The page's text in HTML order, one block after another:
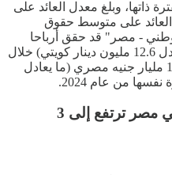
ليصل إلى 87% بالفترة ذاتها، وبلغ معدل العائد على
معدل العائد على متوسط حقوق
الوطني - مصر" قد حقق أرباحا
صافية بملياري جنيه مصري (ما يعادل 12.6 مليون دينار كويتي) خلال
الربع الأول من عام 2025، مقابل 1.3 مليار جنيه مصري (ما يعادل
أرباح بنك الإمارات دبي الوطني مصر ترتفع إلى 3